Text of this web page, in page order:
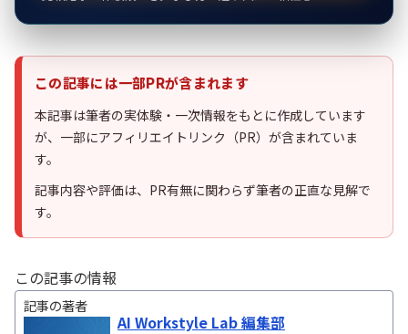
この記事には一部PRが含まれます
本記事は筆者の実体験・一次情報をもとに作成しています
が、一部にアフィリエイトリンク（PR）が含まれていま
す。
記事内容や評価は、PR有無に関わらず筆者の正直な見解で
す。
この記事の情報
記事の著者
AI Workstyle Lab 編集部